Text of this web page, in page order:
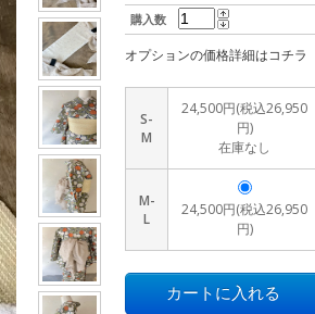
購入数
オプションの価格詳細はコチラ
S-
M
24,500円(税込26,950
円)
在庫なし
M-
L
24,500円(税込26,950
円)